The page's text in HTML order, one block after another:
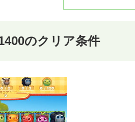
のクリア条件